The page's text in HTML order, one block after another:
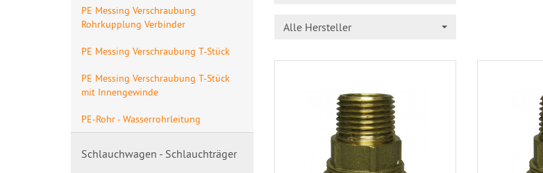
Alle Hersteller
PE Messing Verschraubung
Rohrkupplung Verbinder
PE Messing Verschraubung T-Stück
PE Messing Verschraubung T-Stück
mit Innengewinde
PE-Rohr - Wasserrohrleitung
Schlauchwagen - Schlauchträger